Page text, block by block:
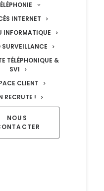
INTERNET
INFORMATIQUE
SURVEILLANCE
TÉLÉPHONIQUE &
SVI
CLIENT
RECRUTE !
NOUS